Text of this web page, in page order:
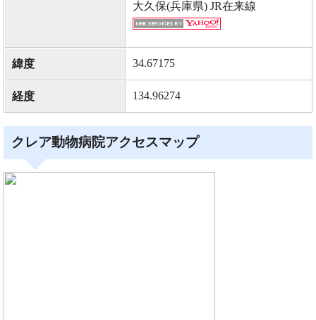
大久保(兵庫県) JR在来線
緯度 34.67175
経度 134.96274
クレア動物病院アクセスマップ